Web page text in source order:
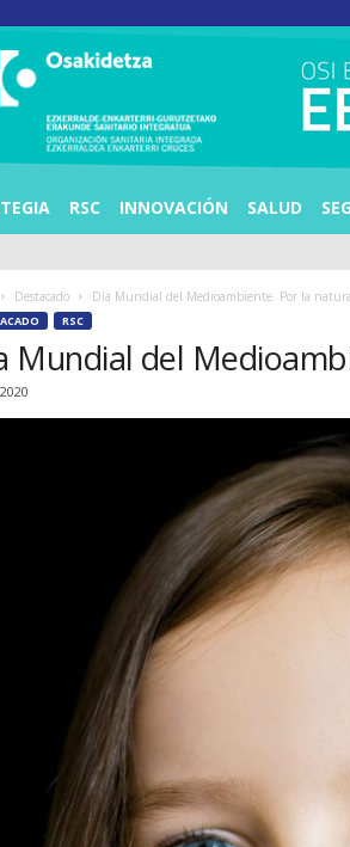
RSC INNOVACIÓN SALUD
Destacado Día Mundial del Medioambiente. Por la
RSC
Mundial del